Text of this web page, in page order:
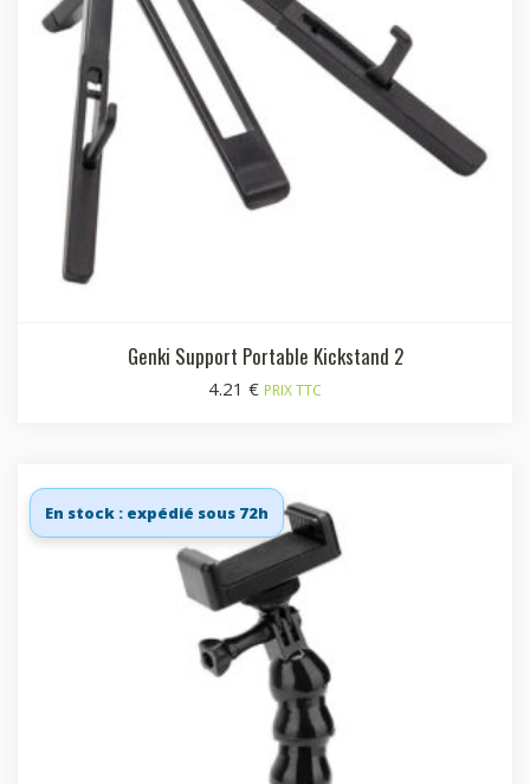
Genki Support Portable Kickstand 2
4.21 € PRIX TTC
En stock : expédié sous 72h